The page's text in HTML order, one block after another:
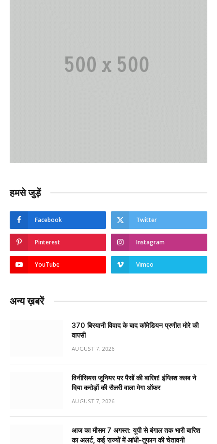
हमसे जुड़ें
Facebook Twitter
Pinterest Instagram
YouTube Vimeo
अन्य ख़बरें
₹370 बिरयानी विवाद के बाद कॉमेडियन प्रणीत मोरे की
वापसी
AUGUST 7, 2026
विनीसियस जूनियर पर पैसों की बारिश! इंग्लिश क्लब ने
दिया करोड़ों की सैलरी वाला मेगा ऑफर
AUGUST 7, 2026
आज का मौसम 7 अगस्त: यूपी से बंगाल तक भारी बारिश
का अलर्ट, कई राज्यों में आंधी-तूफान की चेतावनी